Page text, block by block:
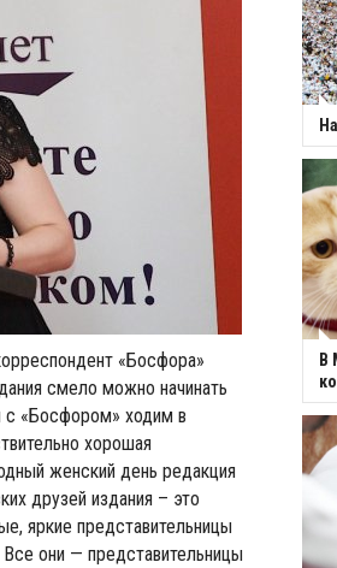
«Босфора»
смело можно начинать
«Босфором» ходим в
хорошая
женский день редакция
друзей издания – это
яркие представительницы
они — представительницы
В